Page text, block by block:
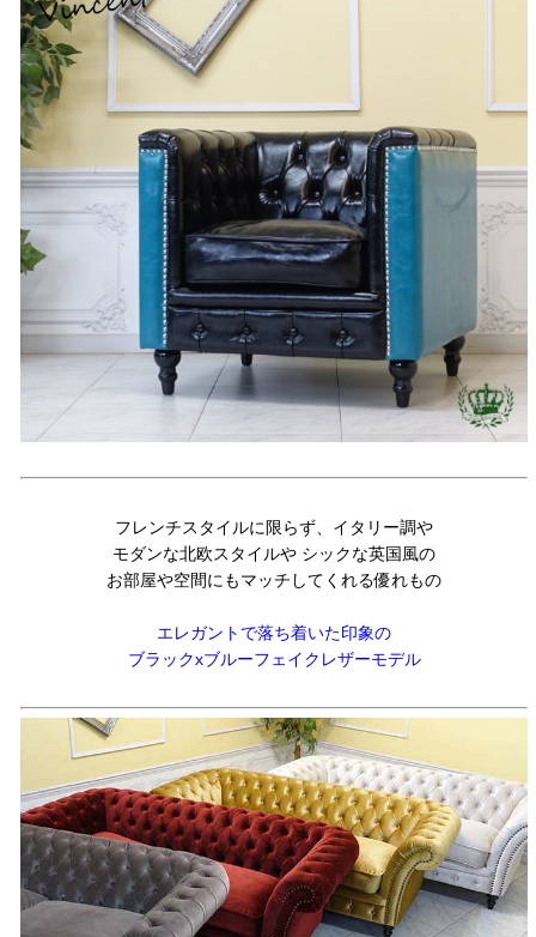
フレンチスタイルに限らず、イタリー調や
モダンな北欧スタイルや シックな英国風の
お部屋や空間にもマッチしてくれる優れもの
エレガントで落ち着いた印象の
ブラックxブルーフェイクレザーモデル